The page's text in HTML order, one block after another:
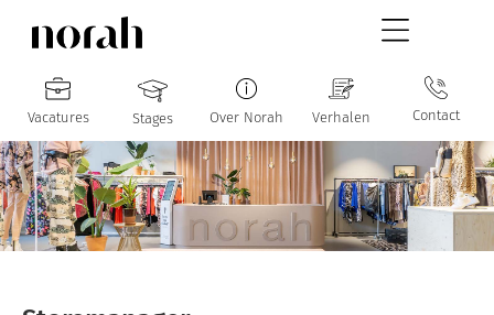
Vacatures Stages Over Norah Verhalen Contact